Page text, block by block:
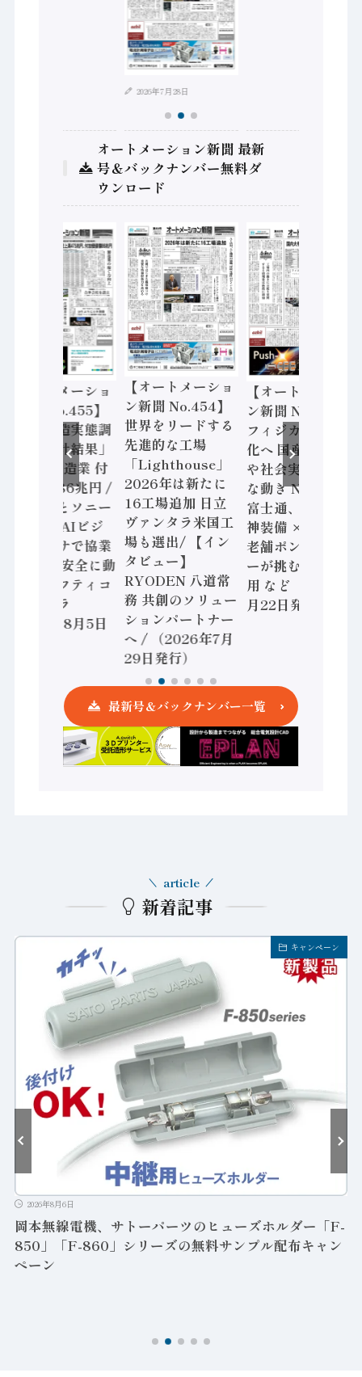
2026年7月28日
オートメーション新聞 最新
号＆バックナンバー無料ダ
ウンロード
【オートメーショ
ン新聞 No.455】
「経済構造実態調
査二次集計結果」
2024年製造業 付
加価値額86兆円 /
三菱電機とソニー
セミコン AIビジ
ョンセンサで協業
/ IDEC、安全に動
かすセーフティコ
ントローラ
（2026年8月5日
【オートメーショ
ン新聞 No.454】
世界をリードする
先進的な工場
「Lighthouse」
2026年は新たに
16工場追加 日立
ヴァンタラ米国工
場も選出/ 【イン
タビュー】
RYODEN 八道常
務 共創のソリュー
ションパートナー
へ / （2026年7月
29日発行）
【オートメーショ
ン新聞 No.453】
フィジカルAI本格
化へ 国産AI開発
や社会実装に活発
な動き Noetra、
富士通、日立 / 兵
神装備 × HMS、
老舗ポンプメーカ
ーが挑むデータ活
用 など（2026年7
月22日発行）
最新号＆バックナンバー一覧
新着記事
article
キャンペーン
2026年8月6日
岡本無線電機、サトーパーツのヒューズホルダー「F-
850」「F-860」シリーズの無料サンプル配布キャン
ペーン